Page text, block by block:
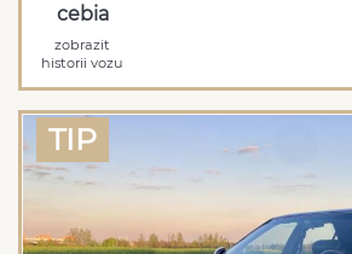
cebia
zobrazit
historii vozu
TIP